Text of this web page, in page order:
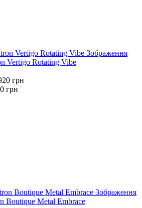
Vertigo Rotating Vibe
грн
грн
Boutique Metal Embrace